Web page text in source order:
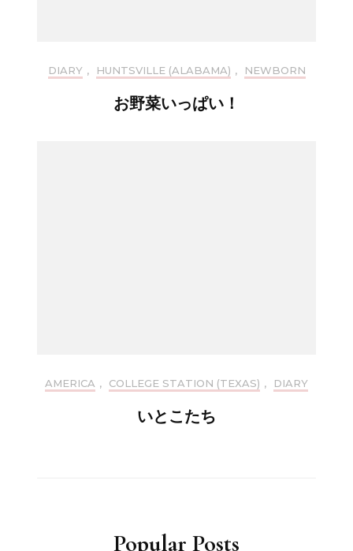
DIARY , HUNTSVILLE (ALABAMA) , NEWBORN
お野菜いっぱい！
AMERICA , COLLEGE STATION (TEXAS) , DIARY
いとこたち
Popular Posts